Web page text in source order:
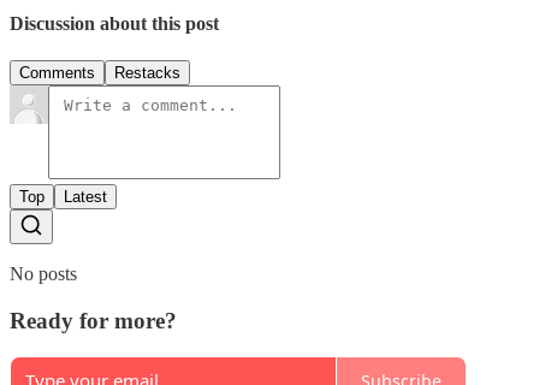
Discussion about this post
Comments Restacks
Top Latest
No posts
Ready for more?